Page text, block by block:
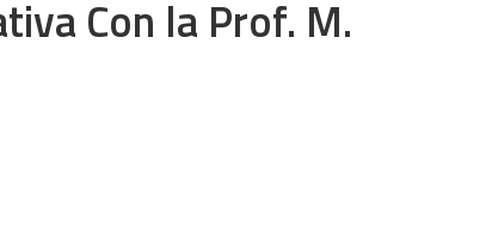
Con la Prof. M.